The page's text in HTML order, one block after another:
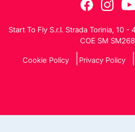
Start To Fly S.r.l. Strada Torinia, 10 -
COE SM
Cookie Policy Privacy Policy